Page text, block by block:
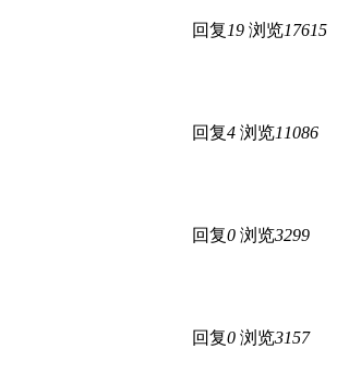
回复19 浏览17615
回复4 浏览11086
回复0 浏览3299
回复0 浏览3157